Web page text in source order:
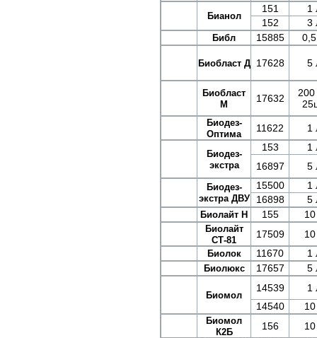
Бианол
151
1
152
3
Библ 15885 0,5
Биобласт Д 17628 5
Биобласт
М
17632
200
Биодез-
Оптима
11622 1
Биодез-
экстра
153
1
16897
5
Биодез-
экстра ДВУ
15500
1
16898
5
Биолайт Н 155
Биолайт
СТ-81
17509
Биолок 11670 1
Биолюкс 17657 5
Биомол
14539
1
14540
Биомол
К2Б
156